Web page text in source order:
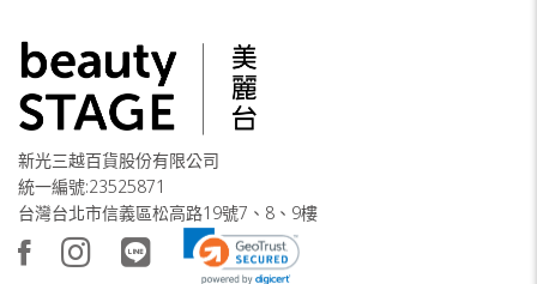
新光三越百貨股份有限公司
統一編號:23525871
台灣台北市信義區松高路19號7、8、9樓